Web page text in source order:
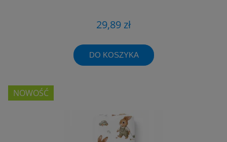
29,89 zł
DO KOSZYKA
NOWOŚĆ